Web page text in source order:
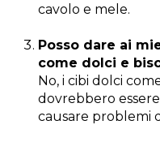
cavolo e mele.
Posso dare ai
come dolci e
No, i cibi dolci
dovrebbero
causare problemi